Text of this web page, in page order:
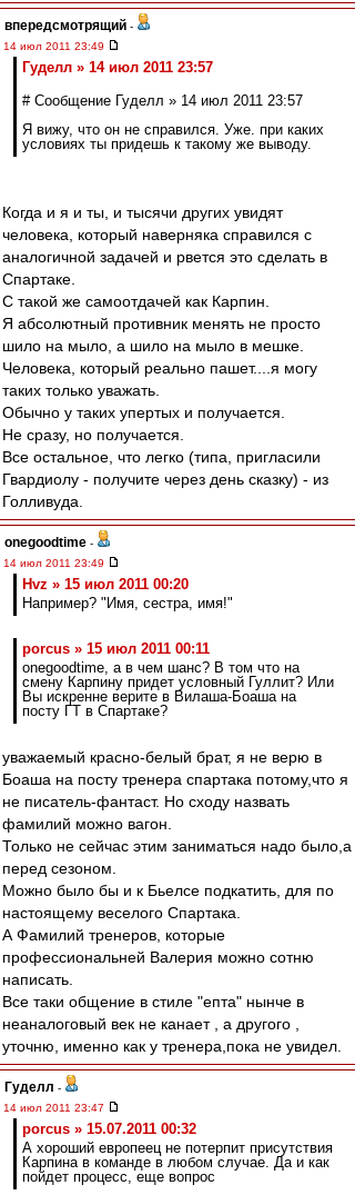
впередсмотрящий -
14 июл 2011 23:49
Гуделл » 14 июл 2011 23:57
# Сообщение Гуделл » 14 июл 2011 23:57
Я вижу, что он не справился. Уже. при каких
условиях ты придешь к такому же выводу.
Когда и я и ты, и тысячи других увидят
человека, который наверняка справился с
аналогичной задачей и рвется это сделать в
Спартаке.
С такой же самоотдачей как Карпин.
Я абсолютный противник менять не просто
шило на мыло, а шило на мыло в мешке.
Человека, который реально пашет....я могу
таких только уважать.
Обычно у таких упертых и получается.
Не сразу, но получается.
Все остальное, что легко (типа, пригласили
Гвардиолу - получите через день сказку) - из
Голливуда.
onegoodtime -
14 июл 2011 23:49
Hvz » 15 июл 2011 00:20
Например? "Имя, сестра, имя!"
porcus » 15 июл 2011 00:11
onegoodtime, а в чем шанс? В том что на
смену Карпину придет условный Гуллит? Или
Вы искренне верите в Вилаша-Боаша на
посту ГТ в Спартаке?
уважаемый красно-белый брат, я не верю в
Боаша на посту тренера спартака потому,что я
не писатель-фантаст. Но сходу назвать
фамилий можно вагон.
Только не сейчас этим заниматься надо было,а
перед сезоном.
Можно было бы и к Бьелсе подкатить, для по
настоящему веселого Спартака.
А Фамилий тренеров, которые
профессиональней Валерия можно сотню
написать.
Все таки общение в стиле "епта" нынче в
неаналоговый век не канает , а другого ,
уточню, именно как у тренера,пока не увидел.
Гуделл -
14 июл 2011 23:47
porcus » 15.07.2011 00:32
А хороший европеец не потерпит присутствия
Карпина в команде в любом случае. Да и как
пойдет процесс, еще вопрос